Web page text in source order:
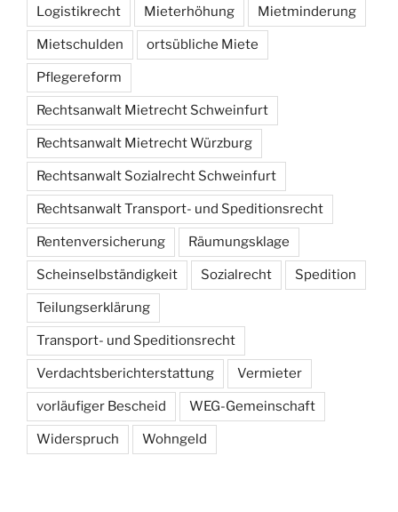
Logistikrecht Mieterhöhung Mietminderung
Mietschulden ortsübliche Miete
Pflegereform
Rechtsanwalt Mietrecht Schweinfurt
Rechtsanwalt Mietrecht Würzburg
Rechtsanwalt Sozialrecht Schweinfurt
Rechtsanwalt Transport- und Speditionsrecht
Rentenversicherung Räumungsklage
Scheinselbständigkeit Sozialrecht Spedition
Teilungserklärung
Transport- und Speditionsrecht
Verdachtsberichterstattung Vermieter
vorläufiger Bescheid WEG-Gemeinschaft
Widerspruch Wohngeld